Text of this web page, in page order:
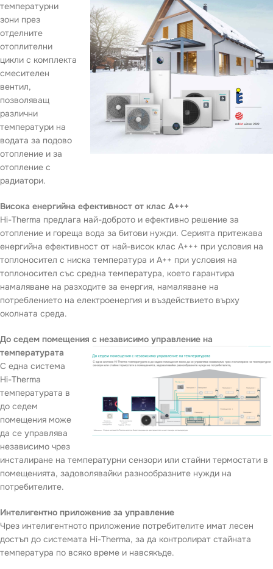
температурни
зони през
отделните
отоплителни
цикли с комплекта
смесителен
вентил,
позволяващ
различни
температури на
водата за подово
отопление и за
отопление с
радиатори.
Висока енергийна ефективност от клас A+++
Hi-Therma предлага най-доброто и ефективно решение за
отопление и гореща вода за битови нужди. Серията притежава
енергийна ефективност от най-висок клас A+++ при условия на
топлоносител с ниска температура и A++ при условия на
топлоносител със средна температура, което гарантира
намаляване на разходите за енергия, намаляване на
потреблението на електроенергия и въздействието върху
околната среда.
До седем помещения с независимо управление на
температурата
С една система
Hi-Therma
температурата в
до седем
помещения може
да се управлява
независимо чрез
инсталиране на температурни сензори или стайни термостати в
помещенията, задоволявайки разнообразните нужди на
потребителите.
Интелигентно приложение за управление
Чрез интелигентното приложение потребителите имат лесен
достъп до системата Hi-Therma, за да контролират стайната
температура по всяко време и навсякъде.